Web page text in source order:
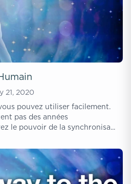
21, 2020
pouvez utiliser facilement.
pas des années
le pouvoir de la synchronisa...